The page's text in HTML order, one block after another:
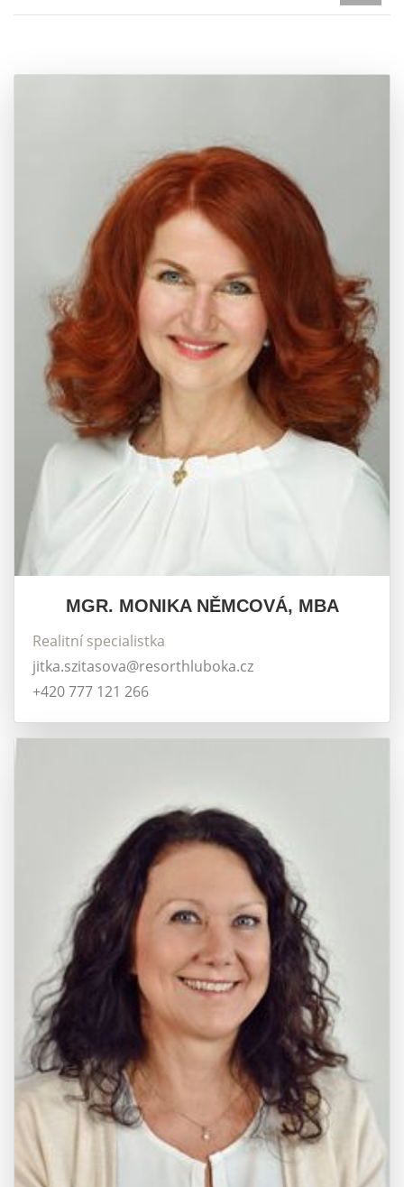
MGR. MONIKA NĚMCOVÁ, MBA
Realitní specialistka
jitka.szitasova@resorthluboka.cz
+420 777 121 266